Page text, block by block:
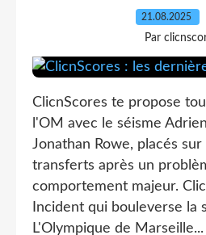
21.08.2025
Par
ClicnScores te propose
l'OM avec le séisme
Jonathan Rowe, placés sur
transferts après un
comportement majeur.
Incident qui bouleverse la
L'Olympique de Marseille...